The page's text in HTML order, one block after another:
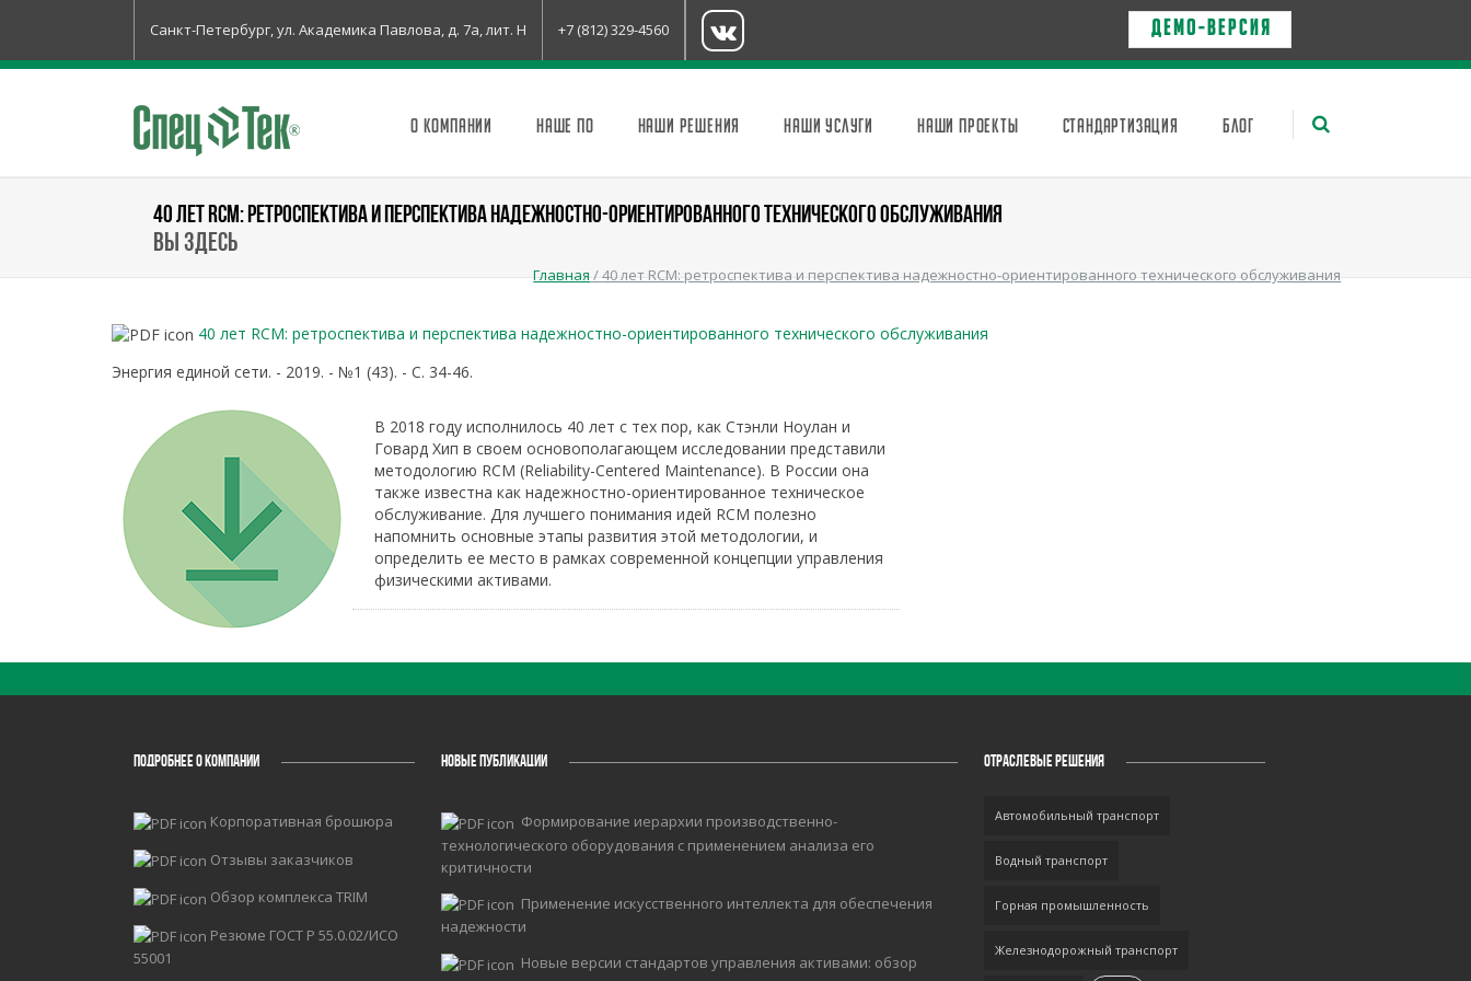
Санкт-Петербург, ул. Академика Павлова, д. 7а, лит. Н +7 (812) 329-4560 Д Е М О - в е р с и я
О КОМПАНИИ НАШЕ ПО НАШИ РЕШЕНИЯ НАШИ УСЛУГИ НАШИ ПРОЕКТЫ СТАНДАРТИЗАЦИЯ БЛОГ
40 ЛЕТ RCM: РЕТРОСПЕКТИВА И ПЕРСПЕКТИВА НАДЕЖНОСТНО-ОРИЕНТИРОВАННОГО ТЕХНИЧЕСКОГО ОБСЛУЖИВАНИЯ
Вы здесь
Главная/40 лет RCM: ретроспектива и перспектива надежностно-ориентированного технического обслуживания
40 лет RCM: ретроспектива и перспектива надежностно-ориентированного технического обслуживания
Энергия единой сети. - 2019. - №1 (43). - С. 34-46.
В 2018 году исполнилось 40 лет с тех пор, как Стэнли Ноулан и
Говард Хип в своем основополагающем исследовании представили
методологию RCM (Reliability-Centered Maintenance). В России она
также известна как надежностно-ориентированное техническое
обслуживание. Для лучшего понимания идей RCM полезно
напомнить основные этапы развития этой методологии, и
определить ее место в рамках современной концепции управления
физическими активами.
ПОДРОБНЕЕ О КОМПАНИИ
Корпоративная брошюра
Отзывы заказчиков
Обзор комплекса TRIM
Резюме ГОСТ Р 55.0.02/ИСО
55001
НОВЫЕ ПУБЛИКАЦИИ
Формирование иерархии производственно-
технологического оборудования с применением анализа его
критичности
Применение искусственного интеллекта для обеспечения
надежности
Новые версии стандартов управления активами: обзор
ОТРАСЛЕВЫЕ РЕШЕНИЯ
Автомобильный транспорт
Водный транспорт
Горная промышленность
Железнодорожный транспорт